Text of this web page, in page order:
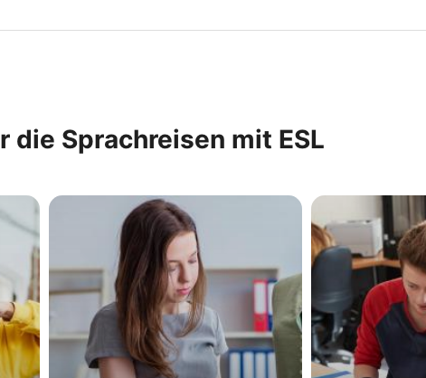
die Sprachreisen mit ESL